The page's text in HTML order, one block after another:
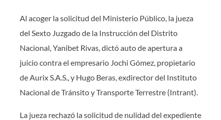
Al acoger la solicitud del Ministerio Público, la jueza
del Sexto Juzgado de la Instrucción del Distrito
Nacional, Yanibet Rivas, dictó auto de apertura a
juicio contra el empresario Jochi Gómez, propietario
de Aurix S.A.S., y Hugo Beras, exdirector del Instituto
Nacional de Tránsito y Transporte Terrestre (Intrant).
La jueza rechazó la solicitud de nulidad del expediente